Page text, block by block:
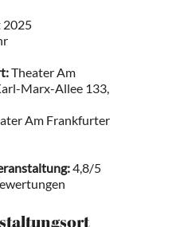
2025
Theater Am
Marx-Allee 133,
Am Frankfurter
4,8/5